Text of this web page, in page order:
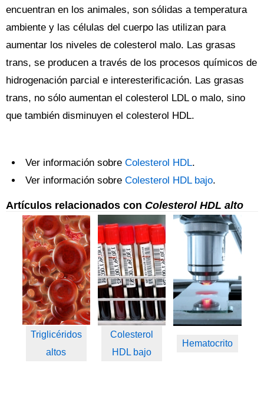
encuentran en los animales, son sólidas a temperatura
ambiente y las células del cuerpo las utilizan para
aumentar los niveles de colesterol malo. Las grasas
trans, se producen a través de los procesos químicos de
hidrogenación parcial e interesterificación. Las grasas
trans, no sólo aumentan el colesterol LDL o malo, sino
que también disminuyen el colesterol HDL.
Ver información sobre Colesterol HDL.
Ver información sobre Colesterol HDL bajo.
Artículos relacionados con Colesterol HDL alto
Triglicéridos
altos
Colesterol
HDL bajo
Hematocrito